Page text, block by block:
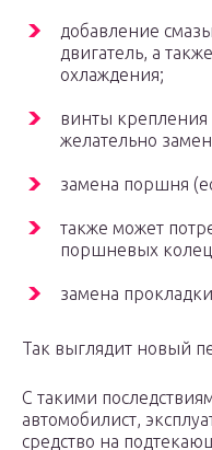
добавление
двигатель, а
охлаждения;
винты крепления
желательно
замена поршня
также может
поршневых
замена
Так выглядит новый
С такими
автомобилист,
средство на